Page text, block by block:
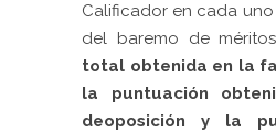
Calificador en cada
del baremo de
total obtenida en la
la puntuación
deoposición y la